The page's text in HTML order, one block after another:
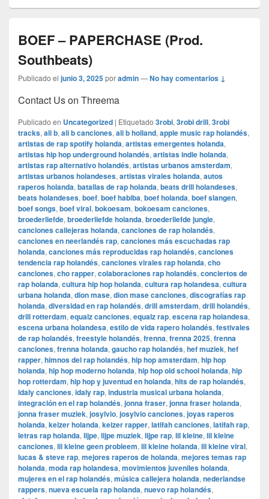
BOEF – PAPERCHASE (Prod.
Southbeats)
Publicado el junio 3, 2025poradmin—No hay comentarios ↓
Contact Us on Threema
Publicado en Uncategorized | Etiquetado 3robi, 3robi drill, 3robi
tracks, ali b, ali b canciones, ali b holland, apple music rap holandés,
artistas de rap spotify holanda, artistas emergentes holanda,
artistas hip hop underground holandés, artistas indie holanda,
artistas rap alternativo holandés, artistas urbanos amsterdam,
artistas urbanos holandeses, artistas virales holanda, autos
raperos holanda, batallas de rap holanda, beats drill holandeses,
beats holandeses, boef, boef habiba, boef holanda, boef slangen,
boef songs, boef viral, bokoesam, bokoesam canciones,
broederliefde, broederliefde holanda, broederliefde jungle,
canciones callejeras holanda, canciones de rap holandés,
canciones en neerlandés rap, canciones más escuchadas rap
holanda, canciones más reproducidas rap holandés, canciones
tendencia rap holandés, canciones virales rap holanda, cho
canciones, cho rapper, colaboraciones rap holandés, conciertos de
rap holanda, cultura hip hop holanda, cultura rap holandesa, cultura
urbana holanda, dion mase, dion mase canciones, discografías rap
holanda, diversidad en rap holandés, drill amsterdam, drill holandés,
drill rotterdam, equalz canciones, equalz rap, escena rap holandesa,
escena urbana holandesa, estilo de vida rapero holandés, festivales
de rap holandés, freestyle holandés, frenna, frenna 2025, frenna
canciones, frenna holanda, gaucho rap holandés, hef muziek, hef
rapper, himnos del rap holandés, hip hop amsterdam, hip hop
holanda, hip hop moderno holanda, hip hop old school holanda, hip
hop rotterdam, hip hop y juventud en holanda, hits de rap holandés,
idaly canciones, idaly rap, industria musical urbana holanda,
integración en el rap holandés, jonna fraser, jonna fraser holanda,
jonna fraser muziek, josylvio, josylvio canciones, joyas raperos
holanda, keizer holanda, keizer rapper, latifah canciones, latifah rap,
letras rap holanda, lijpe, lijpe muziek, lijpe rap, lil kleine, lil kleine
canciones, lil kleine geen probleem, lil kleine holanda, lil kleine viral,
lucas & steve rap, mejores raperos de holanda, mejores temas rap
holanda, moda rap holandesa, movimientos juveniles holanda,
mujeres en el rap holandés, música callejera holanda, nederlandse
rappers, nueva escuela rap holanda, nuevo rap holandés,